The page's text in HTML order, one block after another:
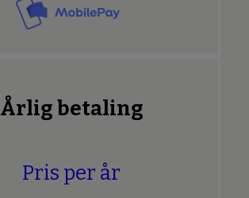
Årlig betaling
Pris per år